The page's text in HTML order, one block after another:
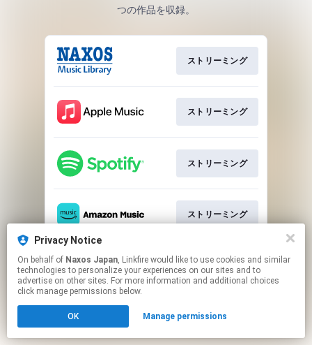
つの作品を収録。
ストリーミング
ストリーミング
ストリーミング
ストリーミング
This page may contain affiliate links.
By using this service, you agree to the use of cookies.
Click hereto manage your permissions.
Privacy Notice
On behalf of Naxos Japan, Linkfire would like to use cookies and similar
technologies to personalize your experiences on our sites and to
advertise on other sites. For more information and additional choices
click manage permissions below.
OK Manage permissions